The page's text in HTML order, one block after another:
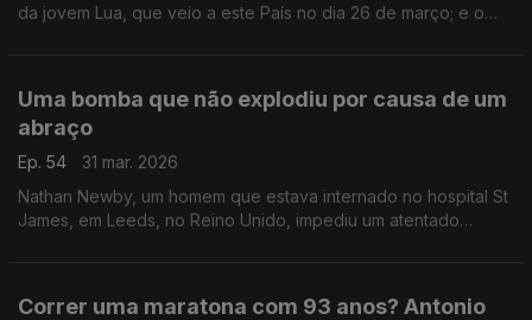
da jovem Lua, que veio a este País no dia 26 de março; e o
Uma bomba que não explodiu por causa de um
abraço
Ep. 54
31 mar. 2026
Nathan Newby, um homem que estava internado no hospital St
James, em Leeds, no Reino Unido, impediu um atentado
Correr uma maratona com 93 anos? Antonio